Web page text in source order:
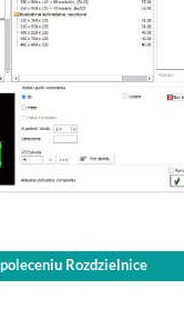
Rozdzielnice